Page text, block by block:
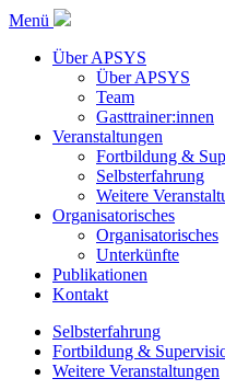
Menü
Über APSYS
Über APSYS
Team
Gasttrainer:innen
Veranstaltungen
Fortbildung &
Selbsterfahrung
Weitere
Organisatorisches
Organisatorisches
Unterkünfte
Publikationen
Kontakt
Selbsterfahrung
Fortbildung &
Weitere Veranstaltungen